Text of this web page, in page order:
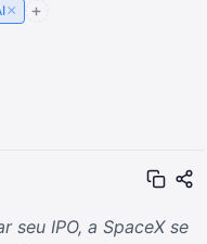
×
seu IPO, a SpaceX se